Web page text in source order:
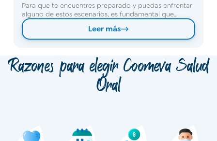
Para que te encuentres preparado y puedas enfrentar
alguno de estos escenarios, es fundamental que
cuentes con un seguro confiable que te brinde
atención integral y oportuna.
Leer más
Razones para elegir Coomeva Salud
Oral